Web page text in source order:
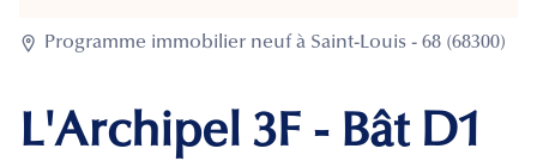
 Programme immobilier neuf à Saint-Louis - 68 (68300)
L'Archipel 3F - Bât D1